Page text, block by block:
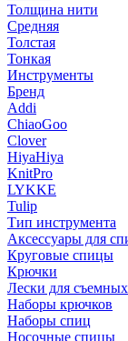
Толщина нити
Средняя
Толстая
Тонкая
Инструменты
Бренд
Addi
ChiaoGoo
Clover
HiyaHiya
KnitPro
LYKKE
Tulip
Тип инструмента
Аксессуары для
Круговые спицы
Крючки
Лески для
Наборы крючков
Наборы спиц
Носочные спицы